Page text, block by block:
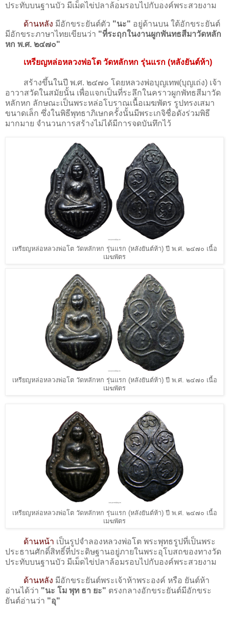
ประทับบนฐานบัว มีเม็ดไข่ปลาล้อมรอบไปกับองค์พระสวยงาม
ด้านหลัง มีอักขระยันต์ตัว "นะ" อยู่ด้านบน ใต้อักขระยันต์
มีอักขระภาษาไทยเขียนว่า "ที่ระฤกในงานผูกพันทธสีมาวัดหลัก
หก พ.ศ. ๒๔๗๐"
เหรียญหล่อหลวงพ่อโต วัดหลักหก รุ่นแรก (หลังยันต์ห้า)
สร้างขึ้นในปี พ.ศ. ๒๔๗๐ โดยหลวงพ่อบุญเทพ(บุญเถ่ง) เจ้า
อาวาสวัดในสมัยนั้น เพื่อแจกเป็นที่ระลึกในคราวผูกพัทธสีมาวัด
หลักหก ลักษณะเป็นพระหล่อโบราณเนื้อเมฆพัตร รูปทรงเสมา
ขนาดเล็ก ซึ่งในพิธีพุทธาภิเษกครั้งนั้นมีพระเกจิชื่อดังร่วมพิธี
มากมาย จำนวนการสร้างไม่ได้มีการจดบันทึกไว้
เหรียญหล่อหลวงพ่อโต วัดหลักหก รุ่นแรก (หลังยันต์ห้า) ปี พ.ศ. ๒๔๗๐ เนื้อ
เมฆพัตร
เหรียญหล่อหลวงพ่อโต วัดหลักหก รุ่นแรก (หลังยันต์ห้า) ปี พ.ศ. ๒๔๗๐ เนื้อ
เมฆพัตร
เหรียญหล่อหลวงพ่อโต วัดหลักหก รุ่นแรก (หลังยันต์ห้า) ปี พ.ศ. ๒๔๗๐ เนื้อ
เมฆพัตร
ด้านหน้า เป็นรูปจำลองหลวงพ่อโต พระพุทธรูปที่เป็นพระ
ประธานศักดิ์สิทธิ์ที่ประดิษฐานอยู่ภายในพระอุโบสถของทางวัด
ประทับบนฐานบัว มีเม็ดไข่ปลาล้อมรอบไปกับองค์พระสวยงาม
ด้านหลัง มีอักขระยันต์พระเจ้าห้าพระองค์ หรือ ยันต์ห้า
อ่านได้ว่า "นะ โม พุท ธา ยะ" ตรงกลางอักขระยันต์มีอักขระ
ยันต์อ่านว่า "อุ"